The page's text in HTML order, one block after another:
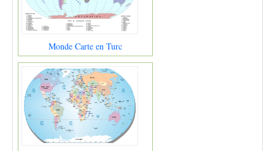
Monde Carte en Turc